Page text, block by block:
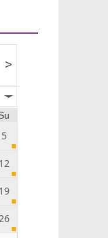
>
5
12
19
26